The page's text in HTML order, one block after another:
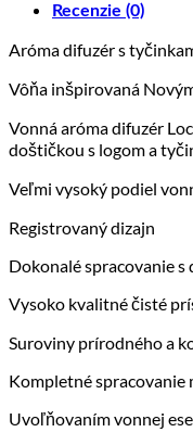
Recenzie (0)
Aróma difuzér s
Vôňa inšpirovaná
Vonná aróma difuzér
doštičkou s logom a
Veľmi vysoký podiel
Registrovaný dizajn
Dokonalé spracovanie s
Vysoko kvalitné čisté
Suroviny prírodného a
Kompletné spracovanie
Uvoľňovaním vonnej